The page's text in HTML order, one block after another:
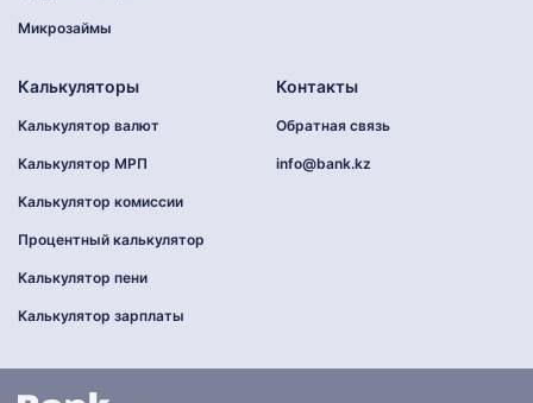
Микрозаймы
Калькуляторы
Калькулятор валют
Калькулятор МРП
Калькулятор комиссии
Процентный калькулятор
Калькулятор пени
Калькулятор зарплаты
Контакты
Обратная связь
info@bank.kz